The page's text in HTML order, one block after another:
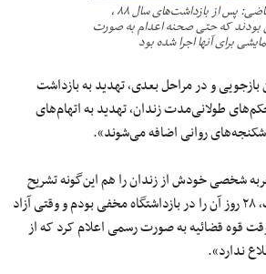
فرشته قاضی: پس از بازداشت‌های سال ۸۸ ٬
بودند که حتی صحنه اعدام به صورت
برای آنها اجرا شده بود
او اضافه می‌کند: «در دوران بازجویی و در مراحل بعدی٬ تهدید به بازداشت
اعضای خانواده و یا صدور حکم‌های طولانی‌مدت زندان٬‌ تهدید به اتهام‌های
شکنجه‌های روانی اضافه می‌شوند».
شخصی خودش از زندان را هم این‌گونه تشریح
می‌کند: «از ۴۰ روز بازداشت٬ ۲۸ روز آن را در بازداشتگاه مخفی بودم و وقتی آزاد
قوه قضائیه به صورت رسمی اعلام کرد که از
ندارد».